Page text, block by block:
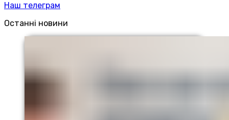
Наш телеграм
Останні новини